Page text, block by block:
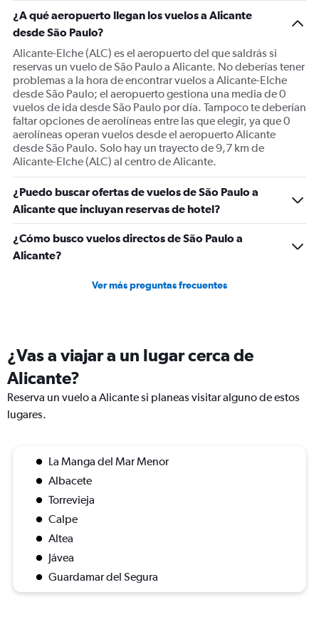
Y
axis
displaying
values.
Range:
0
to
1500.
¿A qué aeropuerto llegan los vuelos a Alicante
desde São Paulo?
Alicante-Elche (ALC) es el aeropuerto del que saldrás si
reservas un vuelo de São Paulo a Alicante. No deberías tener
problemas a la hora de encontrar vuelos a Alicante-Elche
desde São Paulo; el aeropuerto gestiona una media de 0
vuelos de ida desde São Paulo por día. Tampoco te deberían
faltar opciones de aerolíneas entre las que elegir, ya que 0
aerolíneas operan vuelos desde el aeropuerto Alicante
desde São Paulo. Solo hay un trayecto de 9,7 km de
Alicante-Elche (ALC) al centro de Alicante.
¿Puedo buscar ofertas de vuelos de São Paulo a
Alicante que incluyan reservas de hotel?
¿Cómo busco vuelos directos de São Paulo a
Alicante?
Ver más preguntas frecuentes
¿Vas a viajar a un lugar cerca de
Alicante?
Reserva un vuelo a Alicante si planeas visitar alguno de estos
lugares.
La Manga del Mar Menor
Albacete
Torrevieja
Calpe
Altea
Jávea
Guardamar del Segura